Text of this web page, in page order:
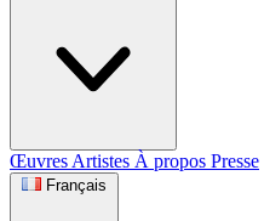
Œuvres Artistes À propos Presse
Français